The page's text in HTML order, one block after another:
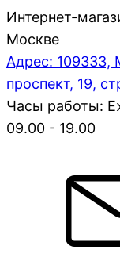
Интернет-
Москве
Адрес: 109333,
проспект, 19,
Часы работы:
09.00 - 19.00